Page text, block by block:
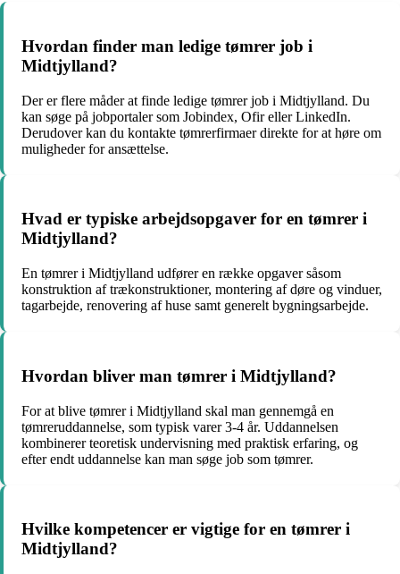
Hvordan finder man ledige tømrer job i
Midtjylland?
Der er flere måder at finde ledige tømrer job i Midtjylland. Du
kan søge på jobportaler som Jobindex, Ofir eller LinkedIn.
Derudover kan du kontakte tømrerfirmaer direkte for at høre om
muligheder for ansættelse.
Hvad er typiske arbejdsopgaver for en tømrer i
Midtjylland?
En tømrer i Midtjylland udfører en række opgaver såsom
konstruktion af trækonstruktioner, montering af døre og vinduer,
tagarbejde, renovering af huse samt generelt bygningsarbejde.
Hvordan bliver man tømrer i Midtjylland?
For at blive tømrer i Midtjylland skal man gennemgå en
tømreruddannelse, som typisk varer 3-4 år. Uddannelsen
kombinerer teoretisk undervisning med praktisk erfaring, og
efter endt uddannelse kan man søge job som tømrer.
Hvilke kompetencer er vigtige for en tømrer i
Midtjylland?